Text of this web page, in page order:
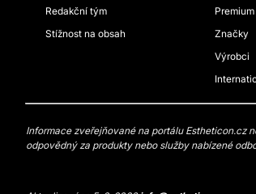
Redakční tým
Stížnost na obsah
Premium
Značky
Výrobci
Informace zveřejňované na portálu Estheticon.cz
odpovědný za produkty nebo služby nabízené